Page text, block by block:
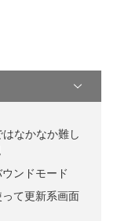
なかなか難し
ンドモード
て更新系画面